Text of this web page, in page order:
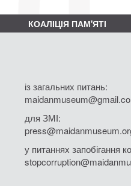
КОАЛІЦІЯ ПАМ'ЯТІ
із загальних питань:
для ЗМІ:
у питаннях запобігання